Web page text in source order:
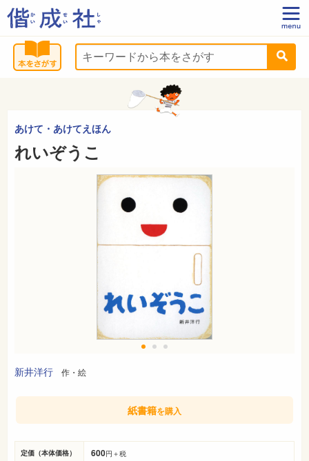
あけて・あけてえほん
れいぞうこ
新井洋行 作・絵
定価（本体価格） 600円＋税
紙書籍を購入